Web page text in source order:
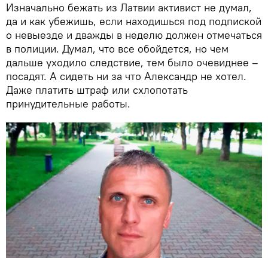
Изначально бежать из Латвии активист не думал,
да и как убежишь, если находишься под подпиской
о невыезде и дважды в неделю должен отмечаться
в полиции. Думал, что все обойдется, но чем
дальше уходило следствие, тем было очевиднее –
посадят. А сидеть ни за что Александр не хотел.
Даже платить штраф или схлопотать
принудительные работы.